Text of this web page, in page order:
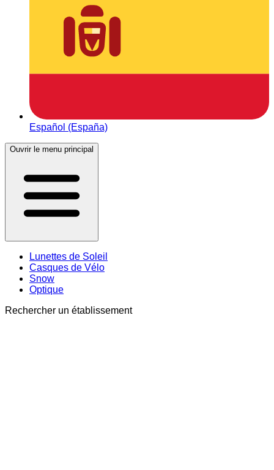
Español (España)
Ouvrir le menu principal
Lunettes de Soleil
Casques de Vélo
Snow
Optique
Rechercher un établissement